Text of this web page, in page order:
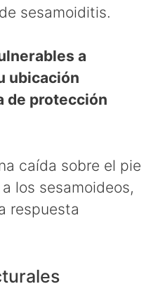
sesamoiditis.
a
ubicación
de protección
caída sobre el pie
los sesamoideos,
respuesta